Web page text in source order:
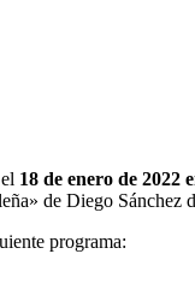
18 de enero de 2022
de Diego Sánchez
programa: